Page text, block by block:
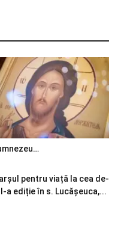
pentru viață la cea de-
a ediție în s. Lucășeuca,...